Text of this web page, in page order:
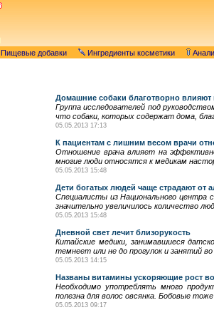
Пищевые добавки Ингредиенты косметики
Домашние собаки благотворно влияют
Группа исследователей под
что собаки, которых содержат дома,
05.05.2013 17:13
К пациентам с лишним весом врачи
Отношение врача влияет на
многие люди относятся к медикам
05.05.2013 15:48
Дети богатых людей чаще страдают от
Специалисты из Национального центра
значительно увеличилось количество
05.05.2013 15:48
Дневной свет лечит близорукость
Китайские медики, занимавшиеся
темнеет или не до прогулок и занятий
05.05.2013 14:15
Названы витамины ускоряющие рост
Необходимо употреблять много
полезна для волос овсянка. Бобовые
05.05.2013 09:17